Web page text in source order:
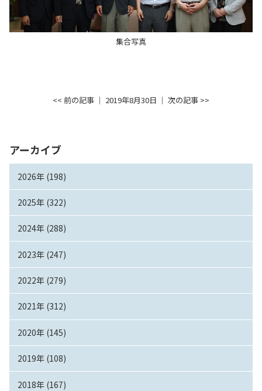
アーカイブ
2026年 (198)
2025年 (322)
2024年 (288)
2023年 (247)
2022年 (279)
2021年 (312)
2020年 (145)
2019年 (108)
2018年 (167)
集合写真
<< 前の記事 │ 2019年8月30日 │ 次の記事 >>